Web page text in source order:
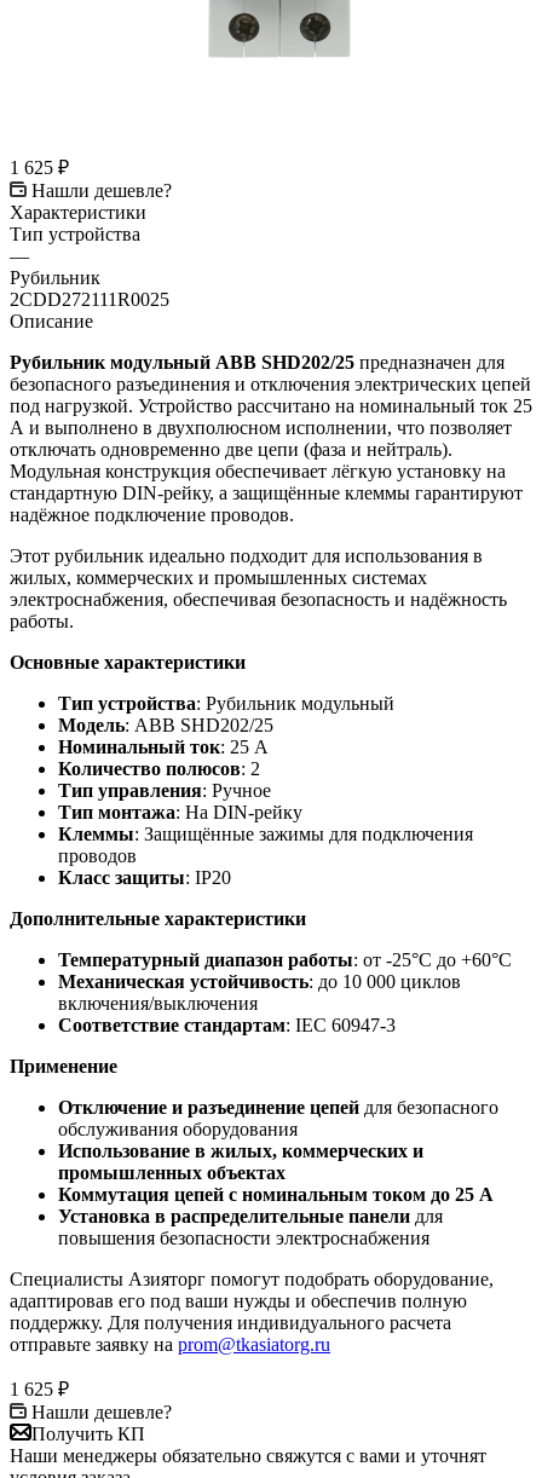
1 625 ₽
Нашли дешевле?
Характеристики
Тип устройства
—
Рубильник
2CDD272111R0025
Описание
Рубильник модульный ABB SHD202/25 предназначен для
безопасного разъединения и отключения электрических цепей
под нагрузкой. Устройство рассчитано на номинальный ток 25
А и выполнено в двухполюсном исполнении, что позволяет
отключать одновременно две цепи (фаза и нейтраль).
Модульная конструкция обеспечивает лёгкую установку на
стандартную DIN-рейку, а защищённые клеммы гарантируют
надёжное подключение проводов.
Этот рубильник идеально подходит для использования в
жилых, коммерческих и промышленных системах
электроснабжения, обеспечивая безопасность и надёжность
работы.
Основные характеристики
Тип устройства: Рубильник модульный
Модель: ABB SHD202/25
Номинальный ток: 25 А
Количество полюсов: 2
Тип управления: Ручное
Тип монтажа: На DIN-рейку
Клеммы: Защищённые зажимы для подключения
проводов
Класс защиты: IP20
Дополнительные характеристики
Температурный диапазон работы: от -25°C до +60°C
Механическая устойчивость: до 10 000 циклов
включения/выключения
Соответствие стандартам: IEC 60947-3
Применение
Отключение и разъединение цепей для безопасного
обслуживания оборудования
Использование в жилых, коммерческих и
промышленных объектах
Коммутация цепей с номинальным током до 25 А
Установка в распределительные панели для
повышения безопасности электроснабжения
Специалисты Азияторг помогут подобрать оборудование,
адаптировав его под ваши нужды и обеспечив полную
поддержку. Для получения индивидуального расчета
отправьте заявку на prom@tkasiatorg.ru
1 625 ₽
Нашли дешевле?
Получить КП
Наши менеджеры обязательно свяжутся с вами и уточнят